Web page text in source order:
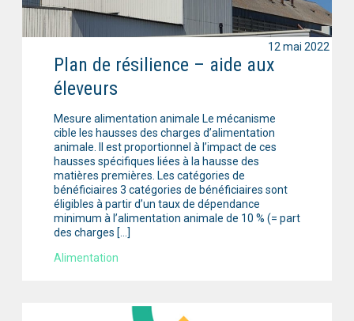
Plan de résilience – aide aux
éleveurs
Mesure alimentation animale Le mécanisme
cible les hausses des charges d’alimentation
animale. Il est proportionnel à l’impact de ces
hausses spécifiques liées à la hausse des
matières premières. Les catégories de
bénéficiaires 3 catégories de bénéficiaires sont
éligibles à partir d’un taux de dépendance
minimum à l’alimentation animale de 10 % (= part
des charges […]
Alimentation
12 mai 2022